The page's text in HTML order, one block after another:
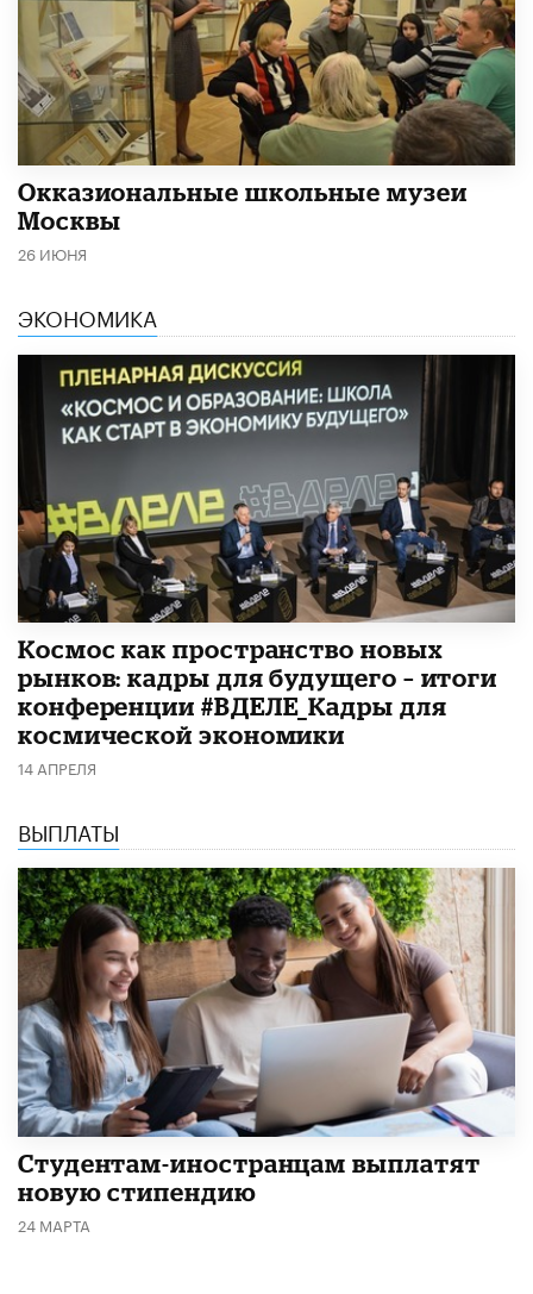
​Окказиональные школьные музеи
Москвы
26 ИЮНЯ
ЭКОНОМИКА
Космос как пространство новых
рынков: кадры для будущего – итоги
конференции #ВДЕЛЕ_Кадры для
космической экономики
14 АПРЕЛЯ
ВЫПЛАТЫ
Студентам-иностранцам выплатят
новую стипендию
24 МАРТА